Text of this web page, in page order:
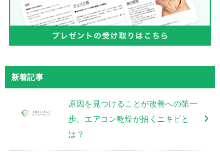
新着記事
原因を見つけることが改善への第一
歩。エアコン乾燥が招くニキビと
は？